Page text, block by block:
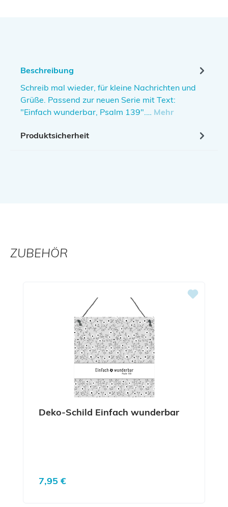
Beschreibung
Schreib mal wieder, für kleine Nachrichten und
Grüße. Passend zur neuen Serie mit Text:
"Einfach wunderbar, Psalm 139".… Mehr
Produktsicherheit
ZUBEHÖR
Deko-Schild Einfach wunderbar
Regulärer Preis:
7,95 €